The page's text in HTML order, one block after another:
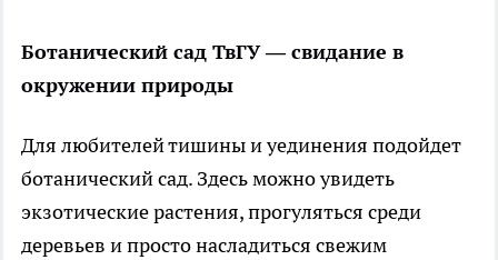
Ботанический сад ТвГУ — свидание в
окружении природы
Для любителей тишины и уединения подойдет
ботанический сад. Здесь можно увидеть
экзотические растения, прогуляться среди
деревьев и просто насладиться свежим